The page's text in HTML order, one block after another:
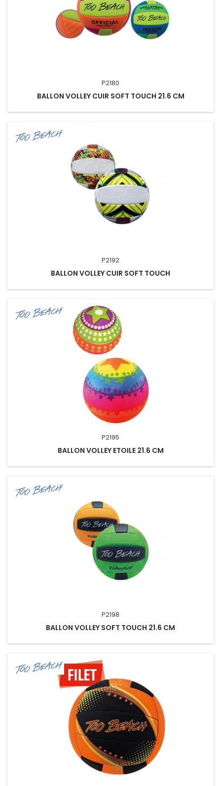
P2180
BALLON VOLLEY CUIR SOFT TOUCH 21.6 CM
P2192
BALLON VOLLEY CUIR SOFT TOUCH
P2195
BALLON VOLLEY ETOILE 21.6 CM
P2198
BALLON VOLLEY SOFT TOUCH 21.6 CM